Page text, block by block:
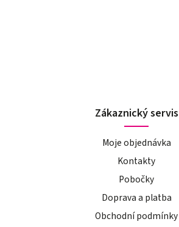
Zákaznický servis
Moje objednávka
Kontakty
Pobočky
Doprava a platba
Obchodní podmínky